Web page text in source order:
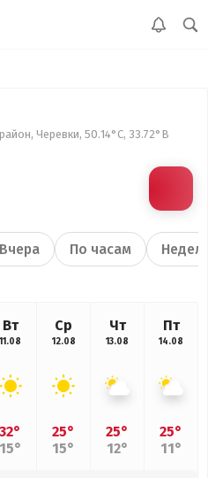
Черевки, 50.14°С, 33.72°В
Вчера По часам
Вт
11.08
32°
15°
Ср
12.08
25°
15°
Чт
13.08
25°
12°
Пт
14.08
25°
11°